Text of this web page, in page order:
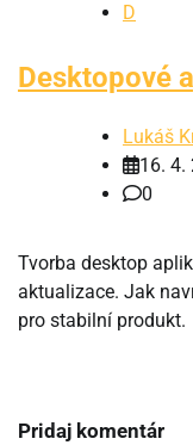
D
Desktopové
Lukáš
16. 4.
0
Tvorba desktop
aktualizace. Jak
pro stabilní produkt.
Pridaj komentár